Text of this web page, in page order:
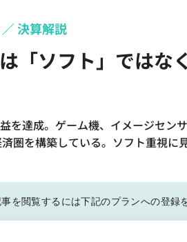
「ソフト」ではな
を達成。ゲーム機、イメージセン
圏を構築している。ソフト重視に
決算解説
を閲覧するには下記のプランへの登録